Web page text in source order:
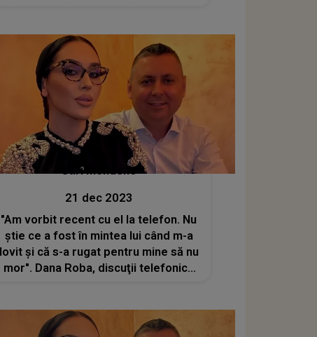
Stiri mondene
21 dec 2023
"Am vorbit recent cu el la telefon. Nu
știe ce a fost în mintea lui când m-a
lovit și că s-a rugat pentru mine să nu
mor". Dana Roba, discuţii telefonice